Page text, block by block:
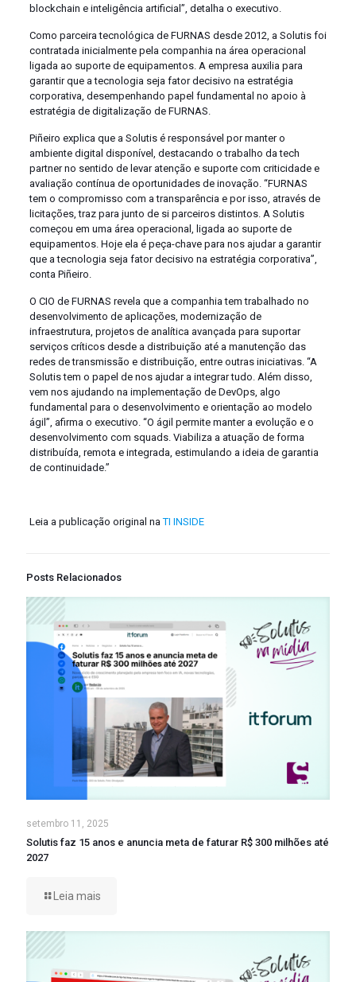
blockchain e inteligência artificial”, detalha o executivo.
Como parceira tecnológica de FURNAS desde 2012, a Solutis foi
contratada inicialmente pela companhia na área operacional
ligada ao suporte de equipamentos. A empresa auxilia para
garantir que a tecnologia seja fator decisivo na estratégia
corporativa, desempenhando papel fundamental no apoio à
estratégia de digitalização de FURNAS.
Piñeiro explica que a Solutis é responsável por manter o
ambiente digital disponível, destacando o trabalho da tech
partner no sentido de levar atenção e suporte com criticidade e
avaliação contínua de oportunidades de inovação. “FURNAS
tem o compromisso com a transparência e por isso, através de
licitações, traz para junto de si parceiros distintos. A Solutis
começou em uma área operacional, ligada ao suporte de
equipamentos. Hoje ela é peça-chave para nos ajudar a garantir
que a tecnologia seja fator decisivo na estratégia corporativa”,
conta Piñeiro.
O CIO de FURNAS revela que a companhia tem trabalhado no
desenvolvimento de aplicações, modernização de
infraestrutura, projetos de analítica avançada para suportar
serviços críticos desde a distribuição até a manutenção das
redes de transmissão e distribuição, entre outras iniciativas. “A
Solutis tem o papel de nos ajudar a integrar tudo. Além disso,
vem nos ajudando na implementação de DevOps, algo
fundamental para o desenvolvimento e orientação ao modelo
ágil”, afirma o executivo. “O ágil permite manter a evolução e o
desenvolvimento com squads. Viabiliza a atuação de forma
distribuída, remota e integrada, estimulando a ideia de garantia
de continuidade.”
Leia a publicação original naTI INSIDE
Posts Relacionados
setembro 11, 2025
Solutis faz 15 anos e anuncia meta de faturar R$ 300 milhões até
2027
Leia mais